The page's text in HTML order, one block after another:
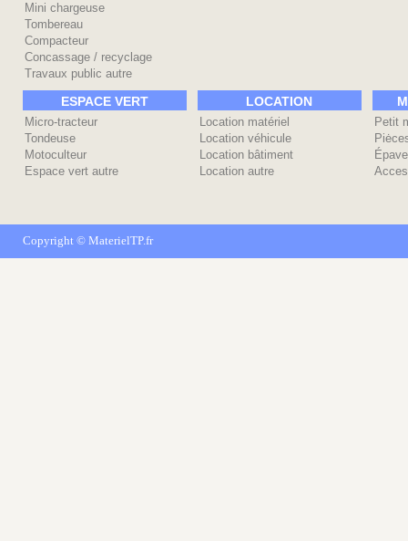
Mini chargeuse
Tombereau
Compacteur
Concassage / recyclage
Travaux public autre
ESPACE VERT
Micro-tracteur
Tondeuse
Motoculteur
Espace vert autre
LOCATION
Location matériel
Location véhicule
Location bâtiment
Location autre
Petit
Épave
Copyright © MaterielTP.fr